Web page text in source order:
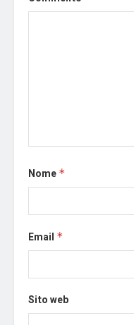
Nome *
Email *
Sito web